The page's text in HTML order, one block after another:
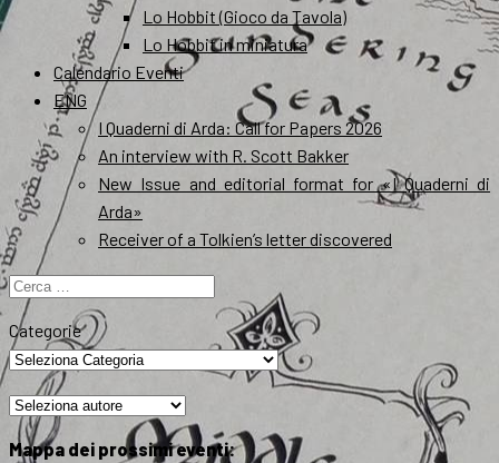
Lo Hobbit (Gioco da Tavola)
Lo Hobbit in miniatura
Calendario Eventi
ENG
I Quaderni di Arda: Call for Papers 2026
An interview with R. Scott Bakker
New Issue and editorial format for «I Quaderni di
Arda»
Receiver of a Tolkien’s letter discovered
Ricerca
per:
Categorie
Mappa dei prossimi eventi: